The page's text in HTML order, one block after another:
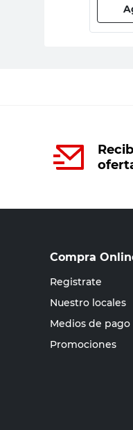
Compra
Registrate
Nuestro locales
Medios de pago
Promociones